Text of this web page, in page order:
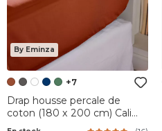
By Eminza
+7
Drap housse percale de
coton (180 x 200 cm) Cali